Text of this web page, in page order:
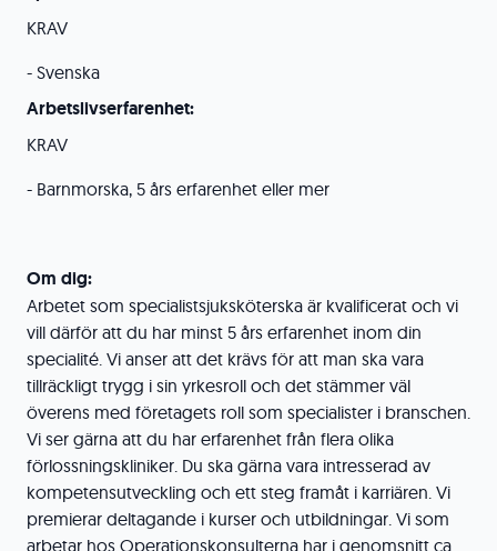
KRAV
- Svenska
Arbetslivserfarenhet:
KRAV
- Barnmorska, 5 års erfarenhet eller mer
Om dig:
Arbetet som specialistsjuksköterska är kvalificerat och vi
vill därför att du har minst 5 års erfarenhet inom din
specialité. Vi anser att det krävs för att man ska vara
tillräckligt trygg i sin yrkesroll och det stämmer väl
överens med företagets roll som specialister i branschen.
Vi ser gärna att du har erfarenhet från flera olika
förlossningskliniker. Du ska gärna vara intresserad av
kompetensutveckling och ett steg framåt i karriären. Vi
premierar deltagande i kurser och utbildningar. Vi som
arbetar hos Operationskonsulterna har i genomsnitt ca